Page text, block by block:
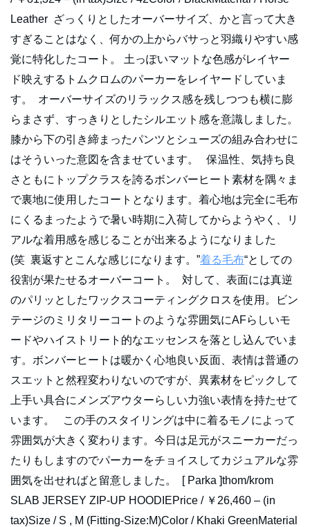
Leather ざっくりとしたオーバーサイズ、かと言って大き
すぎることはなく、何かの上からバサっと羽織りやすい感
覚に特化したコート。 土っぽいマットな色感がレイヤー
ド映えするトムクロムのパーカーをレイヤードしていま
す。 オーバーサイズのリラックス感を残しつつも横に膨
らまさず、すっきりとしたシルエット感を意識しました。
膝から下の引き締まったパンツとシューズの組み合わせに
はそういった意図を含ませています。 保温性、気持ち良
さともにトップクラスを誇るボンバーヒート素材を隅々ま
で裏地に使用したコートとなります。着心地は完全に毛布
にくるまったようで暑い時期に入荷してからようやく、リ
アルな着用感を感じることが出来るようになりました
(笑 裏返すとこんな感じになります。”着る毛布“としての
役割が果たせるオーバーコート。 対して、表面には真逆
のパリッとしたワックスコーティングクロスを使用。ビン
テージのミリタリーコートのような雰囲気にAFらしいモ
ードやハイストリート的なエッセンスを落とし込んでいま
す。ボンバーヒートは暖かく心地良い反面、表情は普通の
スエットと然程変わりないのですが、異素材をピックして
上手い具合にメンズアウターらしい力強い表情を持たせて
います。 この手のスタイリングは中に着るモノによって
雰囲気が大きく変わります。今日は足元がスニーカーだっ
たりもしますのでパーカーをチョイスしてカジュアルな雰
囲気を出せればと留意しました。 [ Parka ]thom/krom
SLAB JERSEY ZIP-UP HOODIEPrice / ￥26,460 – (in
tax)Size / S , M (Fitting-Size:M)Color / Khaki GreenMaterial